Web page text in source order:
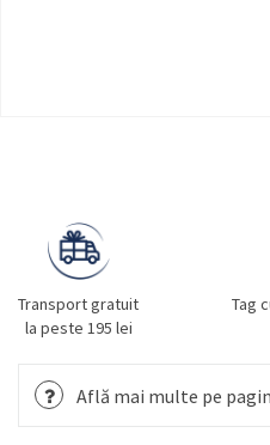
Transport gratuit
la peste 195 lei
Tag
Află mai multe pe